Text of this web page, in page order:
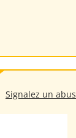
Signalez un abus